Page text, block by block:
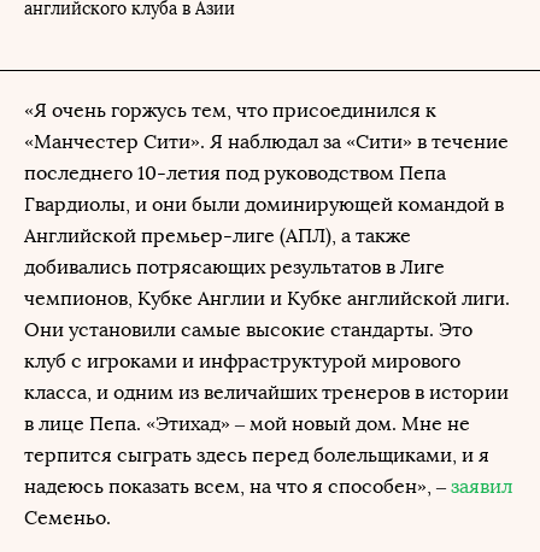
английского клуба в Азии
«Я очень горжусь тем, что присоединился к
«Манчестер Сити». Я наблюдал за «Сити» в течение
последнего 10-летия под руководством Пепа
Гвардиолы, и они были доминирующей командой в
Английской премьер-лиге (АПЛ), а также
добивались потрясающих результатов в Лиге
чемпионов, Кубке Англии и Кубке английской лиги.
Они установили самые высокие стандарты. Это
клуб с игроками и инфраструктурой мирового
класса, и одним из величайших тренеров в истории
в лице Пепа. «Этихад» – мой новый дом. Мне не
терпится сыграть здесь перед болельщиками, и я
надеюсь показать всем, на что я способен», – заявил
Семеньо.